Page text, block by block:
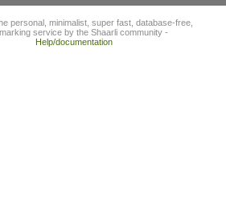
personal, minimalist, super fast, database-free,
service by the Shaarli community -
Help/documentation